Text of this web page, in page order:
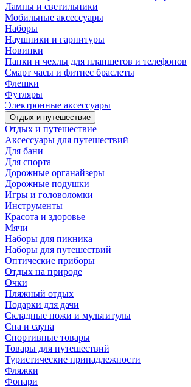
Лампы и светильники
Мобильные аксессуары
Наборы
Наушники и гарнитуры
Новинки
Папки и чехлы для планшетов и телефонов
Смарт часы и фитнес браслеты
Флешки
Футляры
Электронные аксессуары
Отдых и путешествие
Отдых и путешествие
Аксессуары для путешествий
Для бани
Для спорта
Дорожные органайзеры
Дорожные подушки
Игры и головоломки
Инструменты
Красота и здоровье
Мячи
Наборы для пикника
Наборы для путешествий
Оптические приборы
Отдых на природе
Очки
Пляжный отдых
Подарки для дачи
Складные ножи и мультитулы
Спа и сауна
Спортивные товары
Товары для путешествий
Туристические принадлежности
Фляжки
Фонари